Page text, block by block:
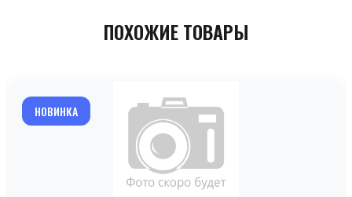
ПОХОЖИЕ ТОВАРЫ
НОВИНКА